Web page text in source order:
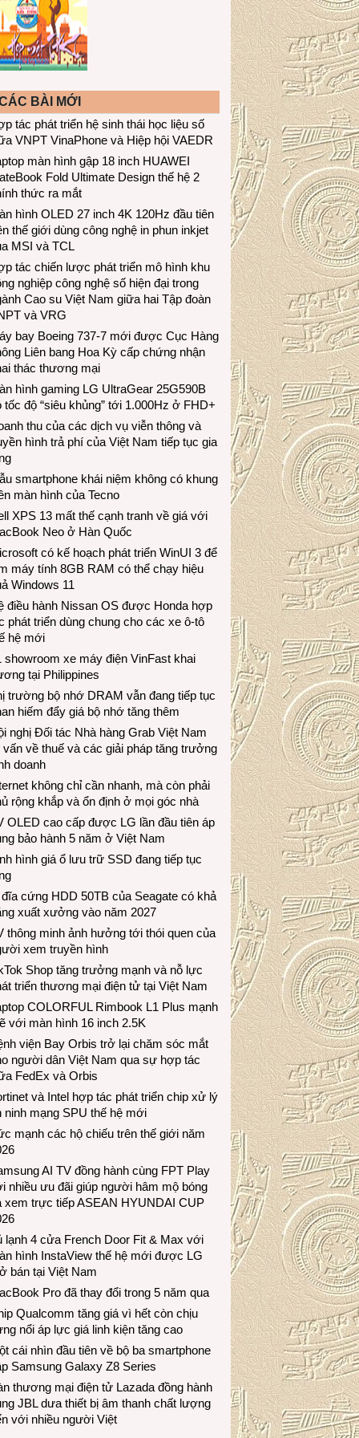
BÀI MỚI
tác phát triển hệ sinh thái học liệu số
VNPT VinaPhone và Hiệp hội VAEDR
màn hình gập 18 inch HUAWEI
Fold Ultimate Design thế hệ 2
thức ra mắt
hình OLED 27 inch 4K 120Hz đầu tiên
thế giới dùng công nghệ in phun inkjet
MSI và TCL
tác chiến lược phát triển mô hình khu
nghiệp công nghệ số hiện đại trong
Cao su Việt Nam giữa hai Tập đoàn
và VRG
bay Boeing 737-7 mới được Cục Hàng
Liên bang Hoa Kỳ cấp chứng nhận
thác thương mại
hình gaming LG UltraGear 25G590B
tốc độ “siêu khủng” tới 1.000Hz ở FHD+
thu của các dịch vụ viễn thông và
hình trả phí của Việt Nam tiếp tục gia
smartphone khái niệm không có khung
màn hình của Tecno
XPS 13 mất thế cạnh tranh về giá với
Neo ở Hàn Quốc
có kế hoạch phát triển WinUI 3 để
máy tính 8GB RAM có thể chạy hiệu
Windows 11
điều hành Nissan OS được Honda hợp
phát triển dùng chung cho các xe ô-tô
hệ mới
showroom xe máy điện VinFast khai
tại Philippines
trường bộ nhớ DRAM vẫn đang tiếp tục
hiếm đẩy giá bộ nhớ tăng thêm
nghị Đối tác Nhà hàng Grab Việt Nam
về thuế và các giải pháp tăng trưởng
doanh
không chỉ cần nhanh, mà còn phải
rộng khắp và ổn định ở mọi góc nhà
OLED cao cấp được LG lần đầu tiên áp
bảo hành 5 năm ở Việt Nam
hình giá ổ lưu trữ SSD đang tiếp tục
cứng HDD 50TB của Seagate có khả
xuất xưởng vào năm 2027
thông minh ảnh hưởng tới thói quen của
xem truyền hình
Shop tăng trưởng mạnh và nỗ lực
triển thương mại điện tử tại Việt Nam
COLORFUL Rimbook L1 Plus mạnh
với màn hình 16 inch 2.5K
viện Bay Orbis trở lại chăm sóc mắt
người dân Việt Nam qua sự hợp tác
FedEx và Orbis
và Intel hợp tác phát triển chip xử lý
ninh mạng SPU thế hệ mới
mạnh các hộ chiếu trên thế giới năm
AI TV đồng hành cùng FPT Play
nhiều ưu đãi giúp người hâm mộ bóng
xem trực tiếp ASEAN HYUNDAI CUP
lạnh 4 cửa French Door Fit & Max với
hình InstaView thế hệ mới được LG
bán tại Việt Nam
Pro đã thay đổi trong 5 năm qua
Qualcomm tăng giá vì hết còn chịu
nổi áp lực giá linh kiện tăng cao
cái nhìn đầu tiên về bộ ba smartphone
Samsung Galaxy Z8 Series
thương mại điện tử Lazada đồng hành
JBL dưa thiết bị âm thanh chất lượng
với nhiều người Việt